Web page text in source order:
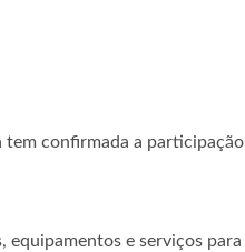
tem confirmada a participação
equipamentos e serviços para